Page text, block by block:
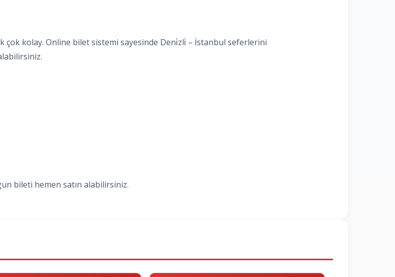
çok kolay. Online bilet sistemi sayesinde Deni̇zli̇ – İstanbul seferlerini
bileti hemen satın alabilirsiniz.